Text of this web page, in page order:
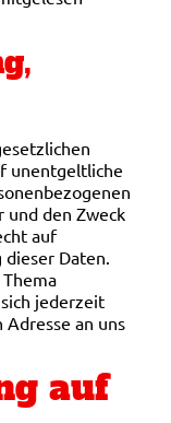
unentgeltliche
und den Zweck
auf
Daten.
jederzeit
an uns
auf